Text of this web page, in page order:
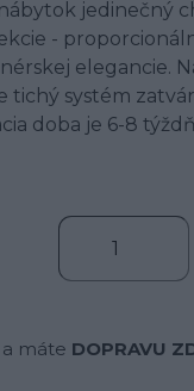
jedinečný
-
elegancie.
tichý systém
doba je 6-8
a máte DOPRAVU